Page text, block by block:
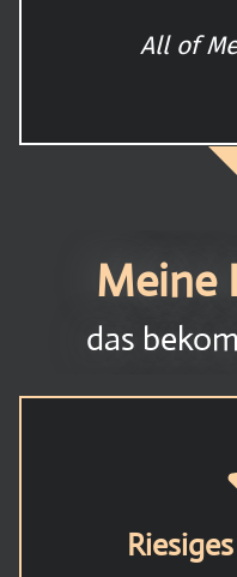
All of
Meine
das